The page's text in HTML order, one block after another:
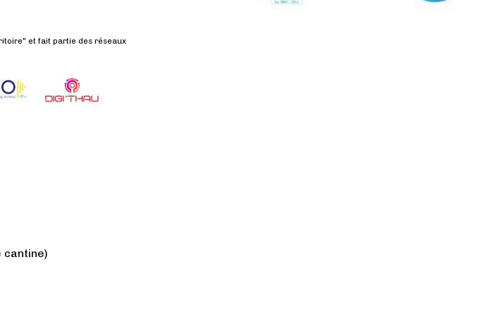
et fait partie des réseaux
cantine)